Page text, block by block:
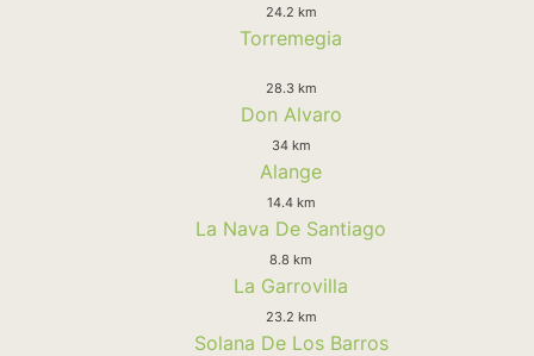
24.2 km
Torremegia
28.3 km
Don Alvaro
34 km
Alange
14.4 km
La Nava De Santiago
8.8 km
La Garrovilla
23.2 km
Solana De Los Barros